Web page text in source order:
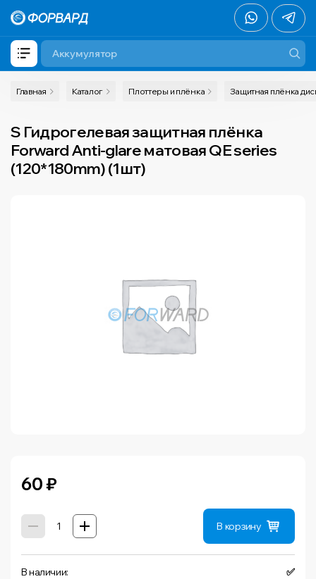
Главная Каталог Плоттеры и плёнка Защитная плёнка
S Гидрогелевая защитная плёнка
Forward Anti-glare матовая QE series
(120*180mm) (1шт)
60₽
В корзину
В наличии: ✅